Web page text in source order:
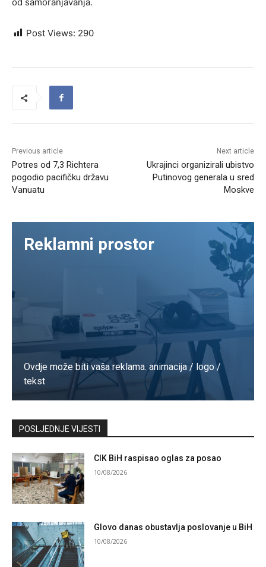
od samoranjavanja.
Post Views: 290
Previous article
Potres od 7,3 Richtera
pogodio pacifičku državu
Vanuatu
Next article
Ukrajinci organizirali ubistvo
Putinovog generala u sred
Moskve
Reklamni prostor
Ovdje može biti vaša reklama. animacija / logo /
tekst
Kontaktirajte nas
POSLJEDNJE VIJESTI
CIK BiH raspisao oglas za posao
10/08/2026
Glovo danas obustavlja poslovanje u BiH
10/08/2026